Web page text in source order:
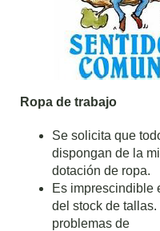
Ropa de trabajo
Se solicita que
dispongan de la
dotación de ropa.
Es imprescindible
del stock de
problemas de